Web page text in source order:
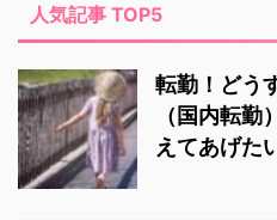
人気記事 TOP5
転勤！どう
（国内転
えてあげた